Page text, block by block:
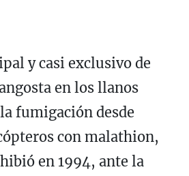
y casi exclusivo de
en los llanos
fumigación desde
con malathion,
en 1994, ante la